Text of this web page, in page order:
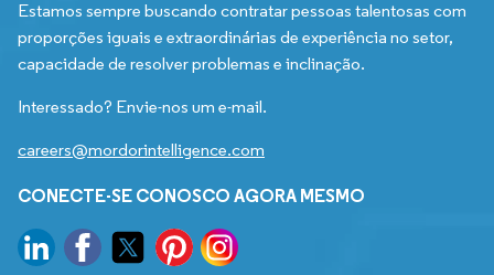
Estamos sempre buscando contratar pessoas talentosas com
proporções iguais e extraordinárias de experiência no setor,
capacidade de resolver problemas e inclinação.
Interessado? Envie-nos um e-mail.
careers@mordorintelligence.com
CONECTE-SE CONOSCO AGORA MESMO